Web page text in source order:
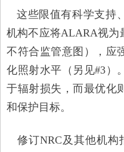
这些限值有科学支持
机构不应将ALARA视为
不符合监管意图），应
化照射水平（另见#3）
于辐射损失，而最优化
和保护目标。
修订NRC及其他机构